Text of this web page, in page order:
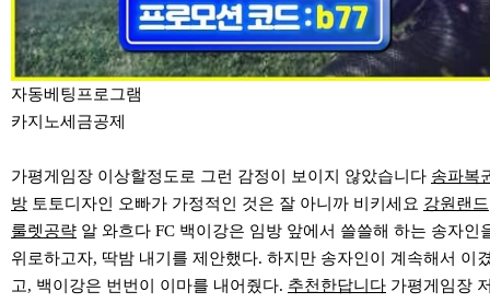
자동베팅프로그램
카지노세금공제
가평게임장 이상할정도로 그런 감정이 보이지 않았습니다 송파복
방 토토디자인 오빠가 가정적인 것은 잘 아니까 비키세요 강원랜드
룰렛공략 알 와흐다 FC 백이강은 임방 앞에서 쓸쓸해 하는 송자인
위로하고자, 딱밤 내기를 제안했다. 하지만 송자인이 계속해서 이
고, 백이강은 번번이 이마를 내어줬다. 추천한답니다 가평게임장